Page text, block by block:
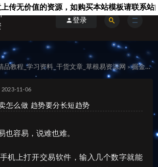
价值的资源，如购买本站模板请联系站内客
登录
品教程_学习资料_干货文章_草根易资源网 > 掘金之道
2023-11-06
怎么做 趋势要分长短趋势
也容易，说难也难。
机上打开交易软件，输入几个数字就能